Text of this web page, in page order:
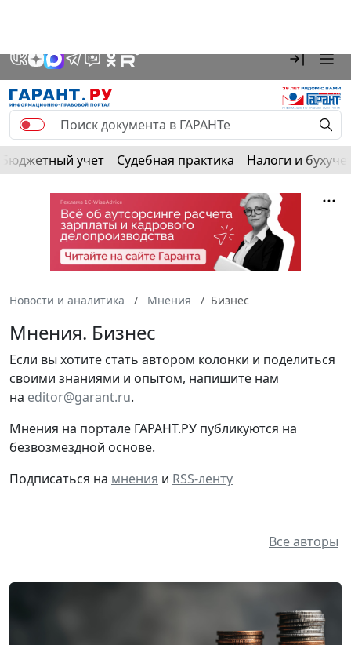
Бюджетный учет Судебная практика Налоги и
Если вы хотите стать автором колонки и поделиться
своими знаниями и опытом, напишите нам
наeditor@garant.ru
безвозмездной основе.